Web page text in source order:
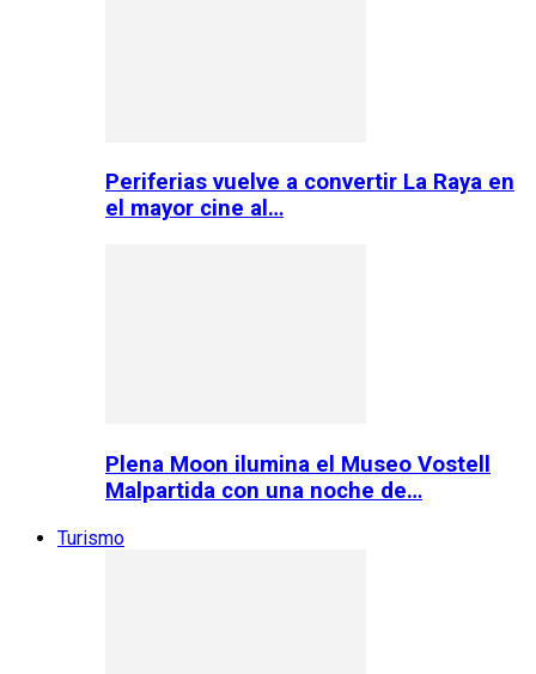
Periferias vuelve a convertir La Raya en
el mayor cine al…
Plena Moon ilumina el Museo Vostell
Malpartida con una noche de…
Turismo